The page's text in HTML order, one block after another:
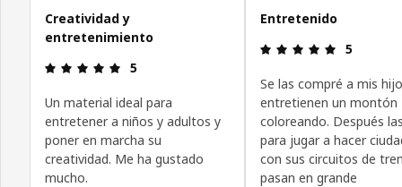
Creatividad y
entretenimiento
Reseña: 5 de 5 estrellas.
5
Un material ideal para
entretener a niños y adultos y
poner en marcha su
creatividad. Me ha gustado
mucho.
Entretenido
Reseña: 5
5
Se las compré a mis
entretienen un montón
coloreando. Después
para jugar a hacer
con sus circuitos de
pasan en grande